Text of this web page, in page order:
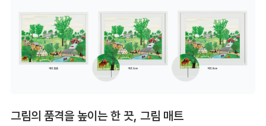
그림의 품격을 높이는 한 끗, 그림 매트